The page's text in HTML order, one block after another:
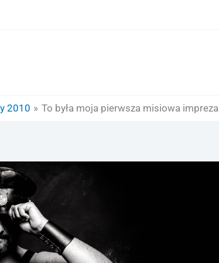
2010 To była moja pierwsza misiowa impreza